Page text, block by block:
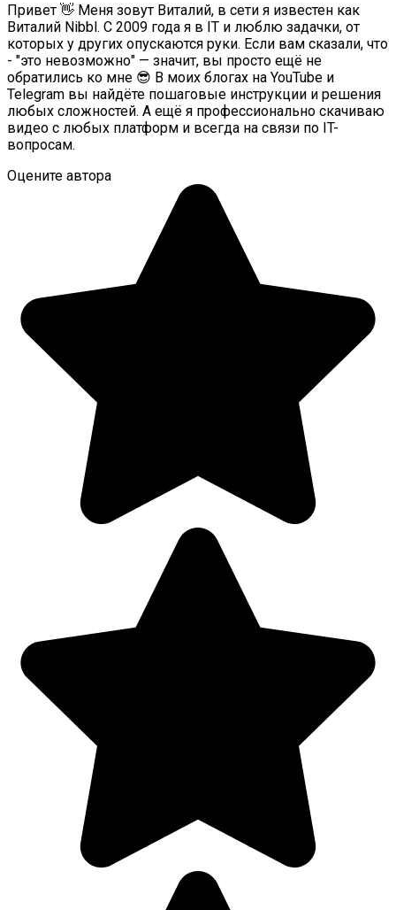
Привет 👋 Меня зовут Виталий, в сети я известен как
Виталий Nibbl. С 2009 года я в IT и люблю задачки, от
которых у других опускаются руки. Если вам сказали, что
- "это невозможно" — значит, вы просто ещё не
обратились ко мне 😎 В моих блогах на YouTube и
Telegram вы найдёте пошаговые инструкции и решения
любых сложностей. А ещё я профессионально скачиваю
видео с любых платформ и всегда на связи по IT-
вопросам.
Оцените автора